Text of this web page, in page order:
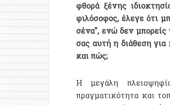
φθορά ξένης
φιλόσοφος, έλεγε ότι
σένα", ενώ δεν
σας αυτή η διάθεση
και πώς;
Η μεγάλη
πραγματικότητα και